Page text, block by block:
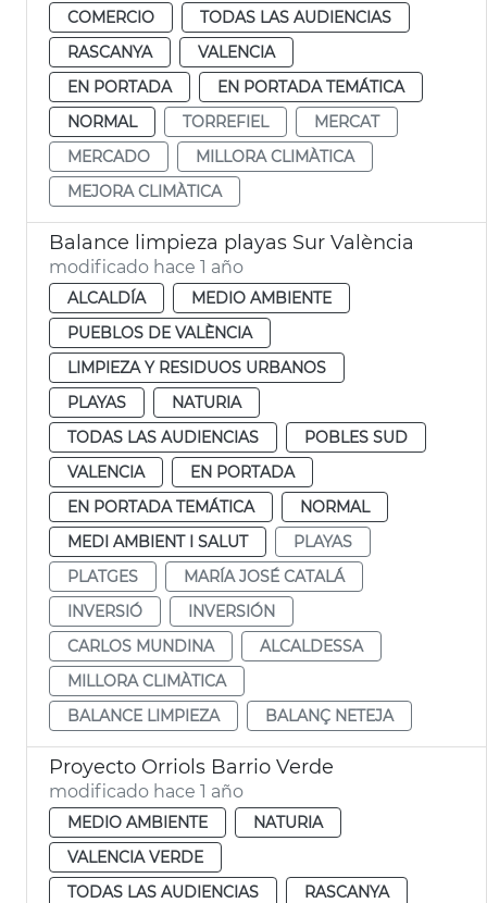
COMERCIO
TODAS LAS AUDIENCIAS
RASCANYA
VALENCIA
EN PORTADA
EN PORTADA TEMÁTICA
NORMAL
TORREFIEL
MERCAT
MERCADO
MILLORA CLIMÀTICA
MEJORA CLIMÀTICA
Balance limpieza playas Sur València
modificado hace 1 año
ALCALDÍA
MEDIO AMBIENTE
PUEBLOS DE VALÈNCIA
LIMPIEZA Y RESIDUOS URBANOS
PLAYAS
NATURIA
TODAS LAS AUDIENCIAS
POBLES SUD
VALENCIA
EN PORTADA
EN PORTADA TEMÁTICA
NORMAL
MEDI AMBIENT I SALUT
PLAYAS
PLATGES
MARÍA JOSÉ CATALÁ
INVERSIÓ
INVERSIÓN
CARLOS MUNDINA
ALCALDESSA
MILLORA CLIMÀTICA
BALANCE LIMPIEZA
BALANÇ NETEJA
Proyecto Orriols Barrio Verde
modificado hace 1 año
MEDIO AMBIENTE
NATURIA
VALENCIA VERDE
TODAS LAS AUDIENCIAS
RASCANYA